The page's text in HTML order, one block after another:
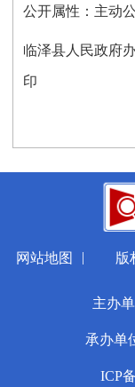
公开属性：主动
临泽县人
印
网站地图 | 版
主办
承办单
ICP